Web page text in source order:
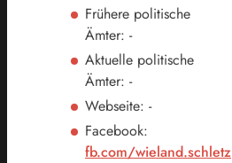
Frühere politische
Ämter: -
Aktuelle politische
Ämter: -
Webseite: -
Facebook:
fb.com/wieland.schletz